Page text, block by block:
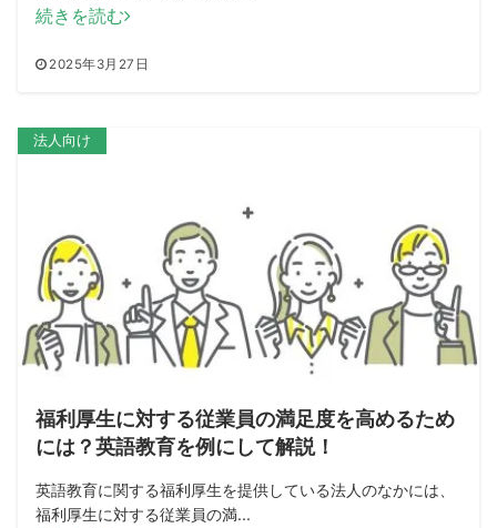
2025年3月27日
続きを読む
法人向け
福利厚生に対する従業員の満足度を高めるため
には？英語教育を例にして解説！
英語教育に関する福利厚生を提供している法人のなかには、
福利厚生に対する従業員の満...